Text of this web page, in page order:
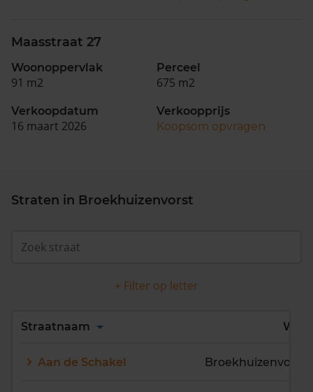
Maasstraat 27
Woonoppervlak
91 m2
Perceel
675 m2
Verkoopdatum
16 maart 2026
Verkoopprijs
Koopsom opvragen
Straten in Broekhuizenvorst
+ Filter op letter
Alles
Straatnaam Wijk
Aan de Schakel Broekhuizenvorst